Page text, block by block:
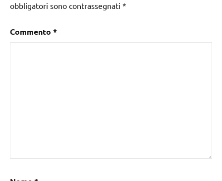
obbligatori sono contrassegnati *
Commento *